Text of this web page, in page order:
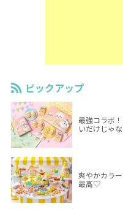
ピックアップ
最強コラボ
いだけじゃ
爽やかカラ
最高♡